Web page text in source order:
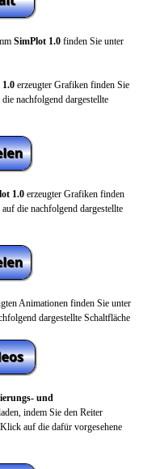
SimPlot 1.0 finden Sie unter
erzeugter Grafiken finden Sie
nachfolgend dargestellte
1.0 erzeugter Grafiken finden
die nachfolgend dargestellte
Animationen finden Sie unter
dargestellte Schaltfläche
und
indem Sie den Reiter
auf die dafür vorgesehene